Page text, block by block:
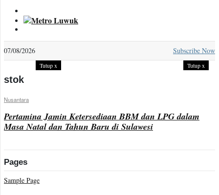
07/08/2026 Subscribe Now
Sample
Page
Tutupx Tutupx
stok
Nusantara
Pertamina Jamin Ketersediaan BBM dan LPG dalam
Masa Natal dan Tahun Baru di Sulawesi
Pages
Sample Page